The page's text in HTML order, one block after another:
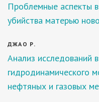
Проблемные аспекты
убийства матерью
ДЖАО Р.
Анализ исследований
гидродинамического
нефтяных и газовых